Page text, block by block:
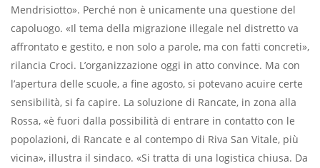
Mendrisiotto». Perché non è unicamente una questione del
capoluogo. «Il tema della migrazione illegale nel distretto va
affrontato e gestito, e non solo a parole, ma con fatti concreti»,
rilancia Croci. L’organizzazione oggi in atto convince. Ma con
l’apertura delle scuole, a ﬁne agosto, si potevano acuire certe
sensibilità, si fa capire. La soluzione di Rancate, in zona alla
Rossa, «è fuori dalla possibilità di entrare in contatto con le
popolazioni, di Rancate e al contempo di Riva San Vitale, più
vicina», illustra il sindaco. «Si tratta di una logistica chiusa. Da